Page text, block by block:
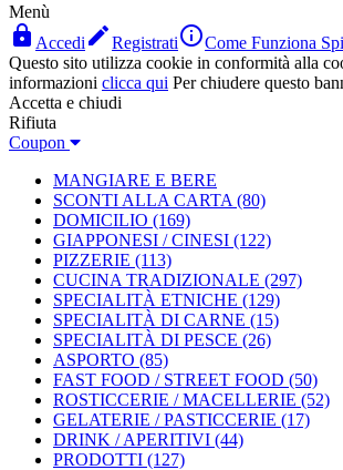
Menù
 Accedi RegistratiCome Funziona
Questo sito utilizza cookie in conformità alla
informazioni clicca qui Per chiudere questo
Accetta e chiudi
Rifiuta
Coupon
MANGIARE E BERE
SCONTI ALLA CARTA (80)
DOMICILIO (169)
GIAPPONESI / CINESI (122)
PIZZERIE (113)
CUCINA TRADIZIONALE (297)
SPECIALITÀ ETNICHE (129)
SPECIALITÀ DI CARNE (15)
SPECIALITÀ DI PESCE (26)
ASPORTO (85)
FAST FOOD / STREET FOOD (50)
ROSTICCERIE / MACELLERIE (52)
GELATERIE / PASTICCERIE (17)
DRINK / APERITIVI (44)
PRODOTTI (127)